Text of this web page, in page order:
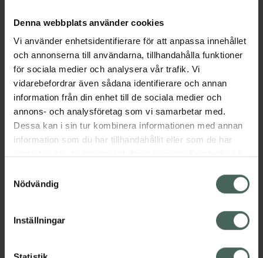
Denna webbplats använder cookies
Vi använder enhetsidentifierare för att anpassa innehållet
och annonserna till användarna, tillhandahålla funktioner
för sociala medier och analysera vår trafik. Vi
vidarebefordrar även sådana identifierare och annan
information från din enhet till de sociala medier och
annons- och analysföretag som vi samarbetar med.
Dessa kan i sin tur kombinera informationen med annan
information som du har tillhandahållit eller som de har
återkalla ditt samtycke via webbplatsens
cookieinställningar. Ett återkallat samtycke påverkar inte
lagligheten av behandling som skett innan återkallelsen.
Nödvändig
Inställningar
Beskrivning Dölj
Läs alltid bipacksedeln innan
användning.
EAN:
07046261977678